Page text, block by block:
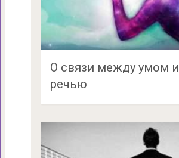
О связи между умом и
речью